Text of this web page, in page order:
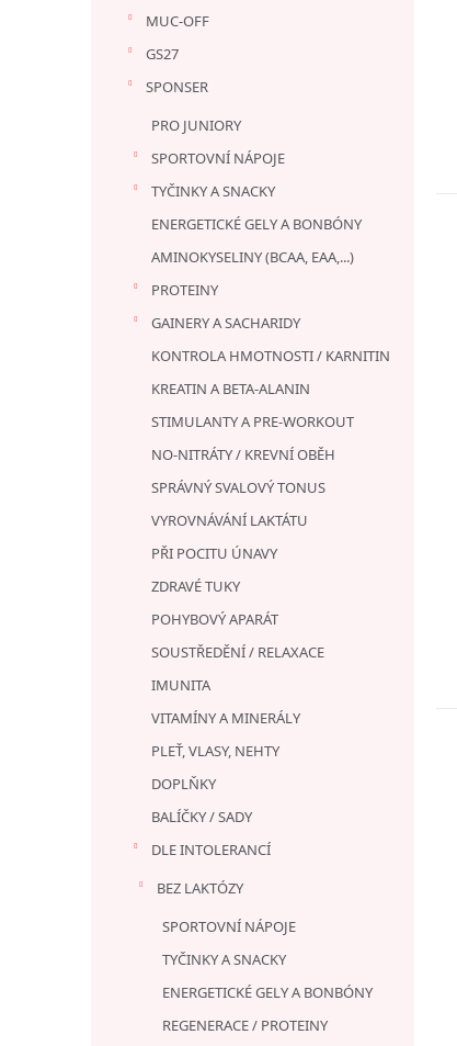
MUC-OFF
GS27
SPONSER
PRO JUNIORY
SPORTOVNÍ NÁPOJE
TYČINKY A SNACKY
ENERGETICKÉ GELY A BONBÓNY
AMINOKYSELINY (BCAA, EAA,...)
PROTEINY
GAINERY A SACHARIDY
KONTROLA HMOTNOSTI / KARNITIN
KREATIN A BETA-ALANIN
STIMULANTY A PRE-WORKOUT
NO-NITRÁTY / KREVNÍ OBĚH
SPRÁVNÝ SVALOVÝ TONUS
VYROVNÁVÁNÍ LAKTÁTU
PŘI POCITU ÚNAVY
ZDRAVÉ TUKY
POHYBOVÝ APARÁT
SOUSTŘEDĚNÍ / RELAXACE
IMUNITA
VITAMÍNY A MINERÁLY
PLEŤ, VLASY, NEHTY
DOPLŇKY
BALÍČKY / SADY
DLE INTOLERANCÍ
BEZ LAKTÓZY
SPORTOVNÍ NÁPOJE
TYČINKY A SNACKY
ENERGETICKÉ GELY A BONBÓNY
REGENERACE / PROTEINY